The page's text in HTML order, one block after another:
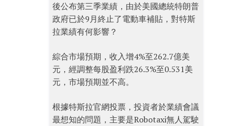
後公布第三季業績，由於美國總統特朗普
政府已於9月終止了電動車補貼，對特斯
拉業績有何影響？
綜合市場預期，收入增4%至262.7億美
元，經調整每股盈利跌26.3%至0.531美
元，市場預期並不高。
根據特斯拉官網投票，投資者於業績會議
最想知的問題，主要是Robotaxi無人駕駛